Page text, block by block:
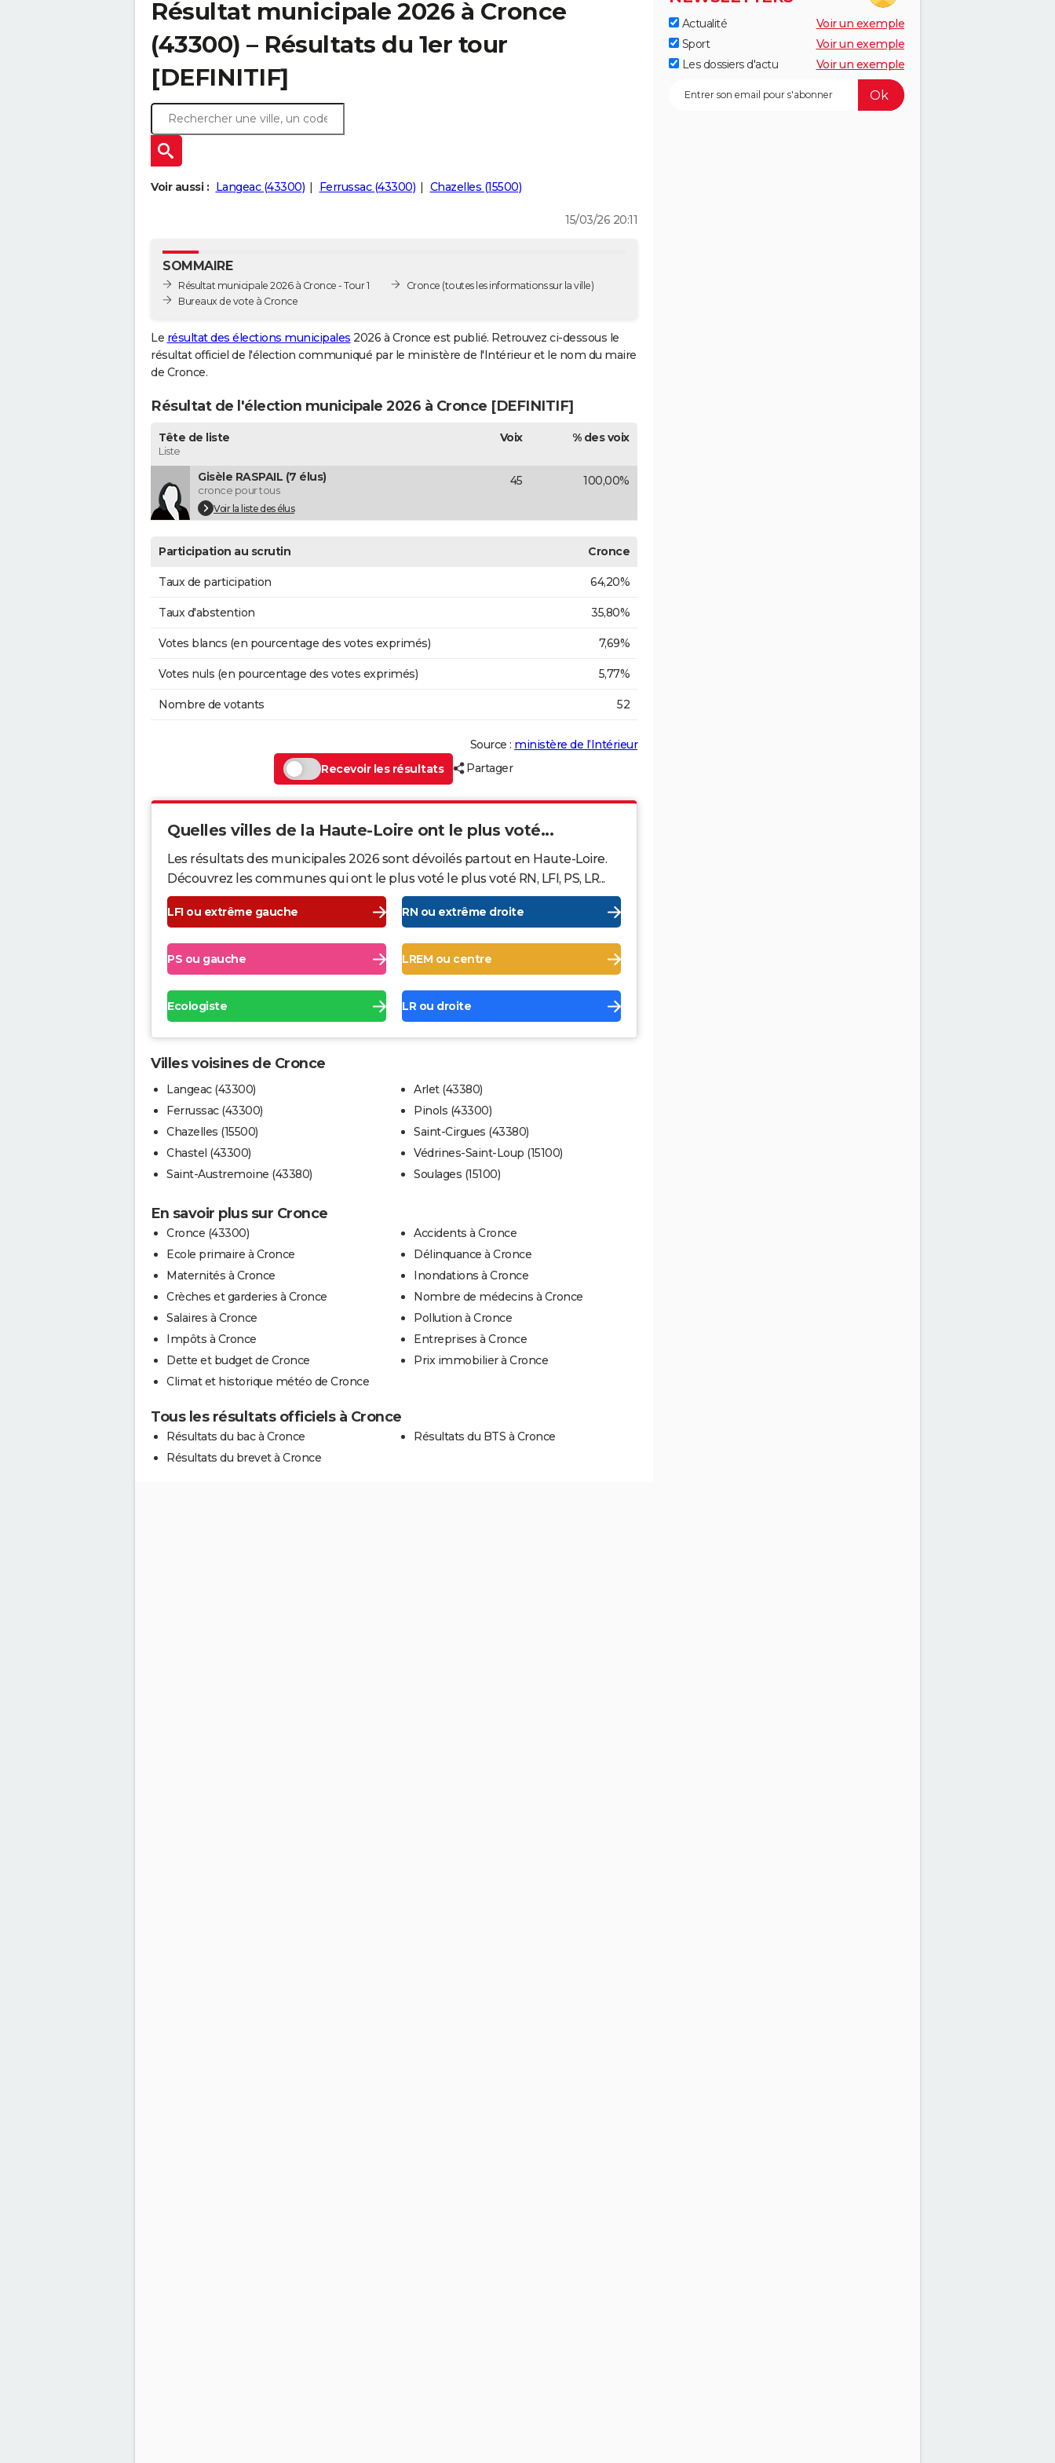
Résultat municipale 2026 à Cronce
(43300) – Résultats du 1er tour
[DEFINITIF]
Voir aussi : Langeac (43300) Ferrussac (43300) Chazelles (15500)
15/03/26 20:11
SOMMAIRE
Résultat municipale 2026 à Cronce - Tour 1
Bureaux de vote à Cronce
Cronce (toutes les informations sur la ville)
Le résultat des élections municipales 2026 à Cronce est publié. Retrouvez ci-dessous le
résultat officiel de l'élection communiqué par le ministère de l'Intérieur et le nom du maire
de Cronce.
Résultat de l'élection municipale 2026 à Cronce [DEFINITIF]
Tête de liste
Liste
Voix % des voix
Gisèle RASPAIL (7 élus)
cronce pour tous
Voir la liste des élus
45 100,00%
Participation au scrutin Cronce
Taux de participation 64,20%
Taux d'abstention 35,80%
Votes blancs (en pourcentage des votes exprimés) 7,69%
Votes nuls (en pourcentage des votes exprimés) 5,77%
Nombre de votants 52
Source : ministère de l’Intérieur
Recevoir les résultats
Partager
Quelles villes de la Haute-Loire ont le plus voté...
Les résultats des municipales 2026 sont dévoilés partout en Haute-Loire.
Découvrez les communes qui ont le plus voté le plus voté RN, LFI, PS, LR...
LFI ou extrême gauche RN ou extrême droite
PS ou gauche LREM ou centre
Ecologiste LR ou droite
Villes voisines de Cronce
Langeac (43300)
Ferrussac (43300)
Chazelles (15500)
Chastel (43300)
Saint-Austremoine (43380)
Arlet (43380)
Pinols (43300)
Saint-Cirgues (43380)
Védrines-Saint-Loup (15100)
Soulages (15100)
En savoir plus sur Cronce
Cronce (43300)
Ecole primaire à Cronce
Maternités à Cronce
Crèches et garderies à Cronce
Salaires à Cronce
Impôts à Cronce
Dette et budget de Cronce
Climat et historique météo de Cronce
Accidents à Cronce
Délinquance à Cronce
Inondations à Cronce
Nombre de médecins à Cronce
Pollution à Cronce
Entreprises à Cronce
Prix immobilier à Cronce
Tous les résultats officiels à Cronce
Résultats du bac à Cronce
Résultats du brevet à Cronce
Résultats du BTS à Cronce
Actualité
Voir un exemple
Sport
Voir un exemple
Les dossiers d'actu
Voir un exemple